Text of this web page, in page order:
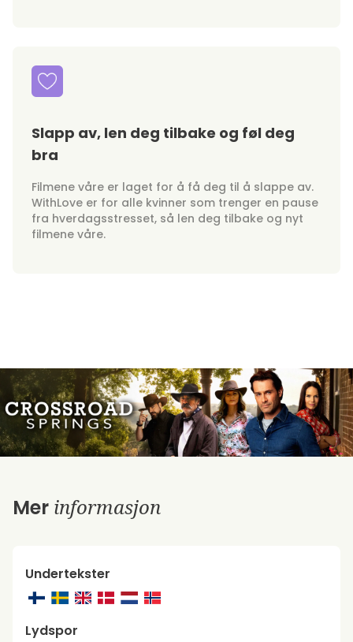
Slapp av, len deg tilbake og føl deg
bra
Filmene våre er laget for å få deg til å slappe av.
WithLove er for alle kvinner som trenger en pause
fra hverdagsstresset, så len deg tilbake og nyt
filmene våre.
Mer informasjon
Undertekster
Lydspor